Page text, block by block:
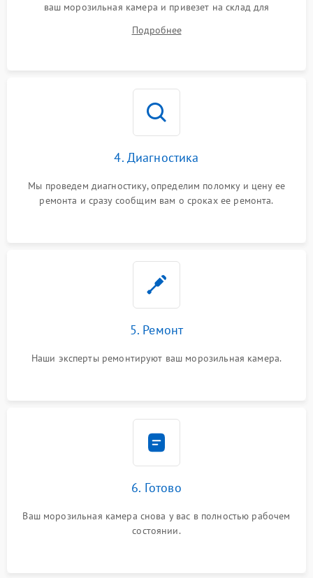
ваш морозильная камера и привезет на склад для
Подробнее
4. Диагностика
Мы проведем диагностику, определим поломку и цену ее
ремонта и сразу сообщим вам о сроках ее ремонта.
5. Ремонт
Наши эксперты ремонтируют ваш морозильная камера.
6. Готово
Ваш морозильная камера снова у вас в полностью рабочем
состоянии.